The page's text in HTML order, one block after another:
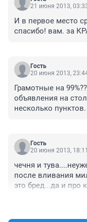
21 июня 2013,
И в первое место
спасибо! вам. за
Гость
20 июня 2013,
Грамотные на
объявления на
несколько пунктов.
Гость
20 июня 2013, 18:11
чечня и
после вливания
это бред...да и про